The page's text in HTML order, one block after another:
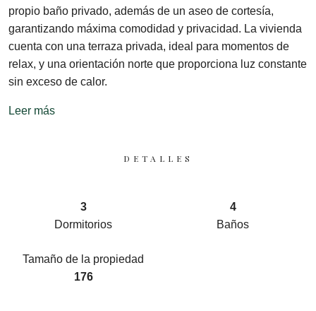
propio baño privado, además de un aseo de cortesía,
garantizando máxima comodidad y privacidad. La vivienda
cuenta con una terraza privada, ideal para momentos de
relax, y una orientación norte que proporciona luz constante
sin exceso de calor.
Leer más
DETALLES
3
Dormitorios
4
Baños
Tamaño de la propiedad
176